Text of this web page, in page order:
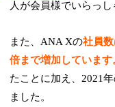
人が会員様でいらっし
また、ANA Xの社員
倍まで増加しています
たことに加え、2021
ました。